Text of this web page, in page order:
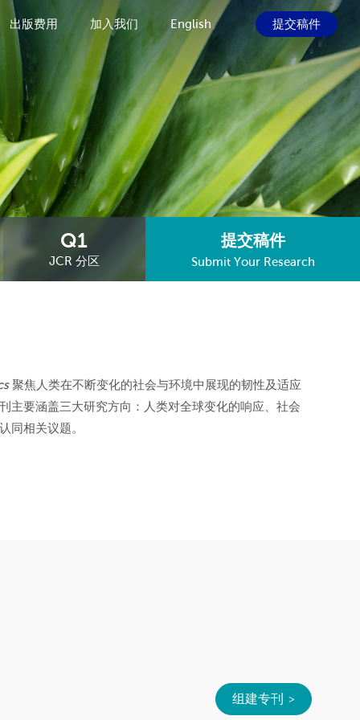
出版费用 加入我们 English 提交稿件
Q1
JCR 分区
提交稿件
Submit Your Research
聚焦人类在不断变化的社会与环境中展现的韧性及适应
主要涵盖三大研究方向：人类对全球变化的响应、社会
同相关议题。
组建专刊